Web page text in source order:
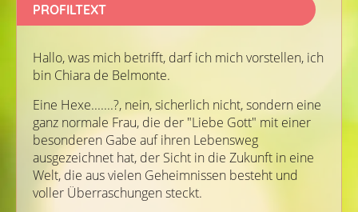
PROFILTEXT
Hallo, was mich betrifft, darf ich mich vorstellen, ich
bin Chiara de Belmonte.
Eine Hexe.......?, nein, sicherlich nicht, sondern eine
ganz normale Frau, die der "Liebe Gott" mit einer
besonderen Gabe auf ihren Lebensweg
ausgezeichnet hat, der Sicht in die Zukunft in eine
Welt, die aus vielen Geheimnissen besteht und
voller Überraschungen steckt.